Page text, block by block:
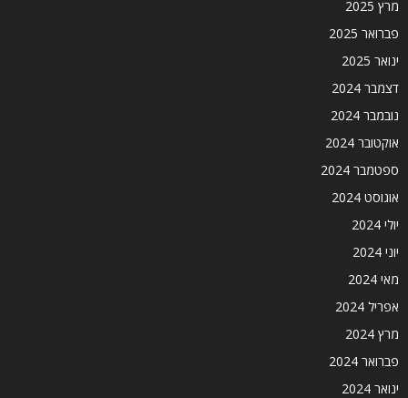
מרץ 2025
פברואר 2025
ינואר 2025
דצמבר 2024
נובמבר 2024
אוקטובר 2024
ספטמבר 2024
אוגוסט 2024
יולי 2024
יוני 2024
מאי 2024
אפריל 2024
מרץ 2024
פברואר 2024
ינואר 2024